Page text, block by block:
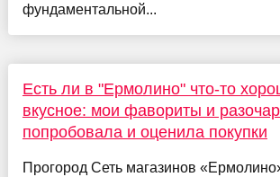
фундаментальной...
Есть ли в "Ермолино" что-то
вкусное: мои фавориты и
попробовала и оценила покупки
Прогород Сеть магазинов